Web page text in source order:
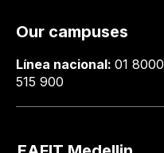
Our campuses
Línea nacional: 01 8000
515 900